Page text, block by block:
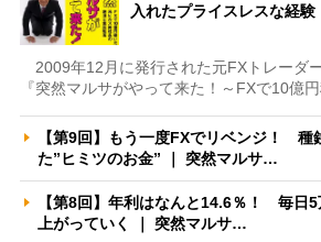
入れたプライスレスな経
2009年12月に発行された元FXトレーダ
『突然マルサがやって来た！～FXで10億
【第9回】もう一度FXでリベンジ！ 種
た”ヒミツのお金” ｜ 突然マルサ…
【第8回】年利はなんと14.6％！ 毎日
上がっていく ｜ 突然マルサ…